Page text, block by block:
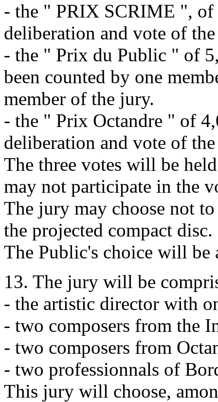
- the " PRIX SCRIME ", of
deliberation and vote of
- the " Prix du Public " of
been counted by one
member of the jury.
- the " Prix Octandre " of
deliberation and vote of
The three votes will be
may not participate in the
The jury may choose not
the projected compact disc.
The Public's choice will be
13. The jury will be
- the artistic director with
- two composers from the
- two composers from
- two professionnals of
This jury will choose,